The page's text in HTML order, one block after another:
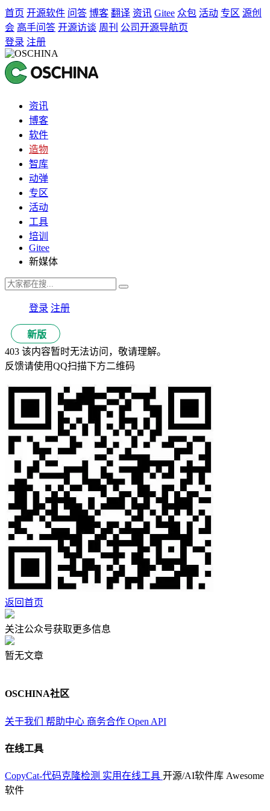
首页 开源软件 问答 博客 翻译 资讯 Gitee 众包 活动 专区 源创
会 高手问答 开源访谈 周刊 公司开源导航页
登录 注册
资讯
博客
软件
造物
智库
动弹
专区
活动
工具
培训
Gitee
新媒体
登录 注册
新版
403 该内容暂时无法访问，敬请理解。
反馈请使用QQ扫描下方二维码
返回首页
关注公众号获取更多信息
暂无文章
OSCHINA社区
关于我们 帮助中心 商务合作 Open API
在线工具
CopyCat-代码克隆检测 实用在线工具 开源/AI软件库 Awesome
软件